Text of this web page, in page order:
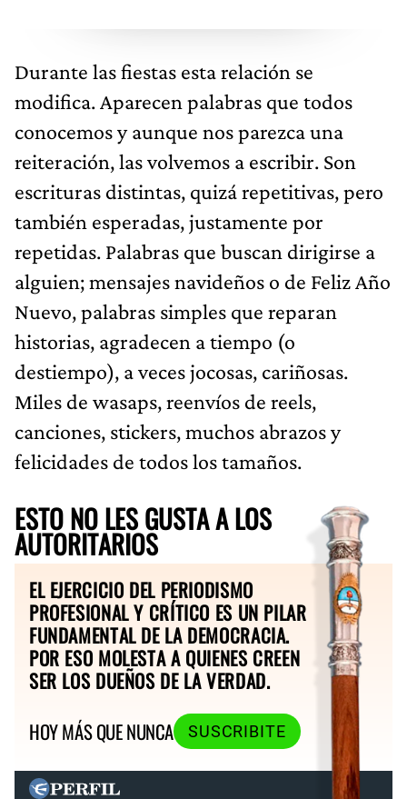
Durante las fiestas esta relación se
modifica. Aparecen palabras que todos
conocemos y aunque nos parezca una
reiteración, las volvemos a escribir. Son
escrituras distintas, quizá repetitivas, pero
también esperadas, justamente por
repetidas. Palabras que buscan dirigirse a
alguien; mensajes navideños o de Feliz Año
Nuevo, palabras simples que reparan
historias, agradecen a tiempo (o
destiempo), a veces jocosas, cariñosas.
Miles de wasaps, reenvíos de reels,
canciones, stickers, muchos abrazos y
felicidades de todos los tamaños.
ESTO NO LES GUSTA A LOS
AUTORITARIOS
EL EJERCICIO DEL PERIODISMO
PROFESIONAL Y CRÍTICO ES UN PILAR
FUNDAMENTAL DE LA DEMOCRACIA.
POR ESO MOLESTA A QUIENES CREEN
SER LOS DUEÑOS DE LA VERDAD.
HOY MÁS QUE NUNCA
SUSCRIBITE